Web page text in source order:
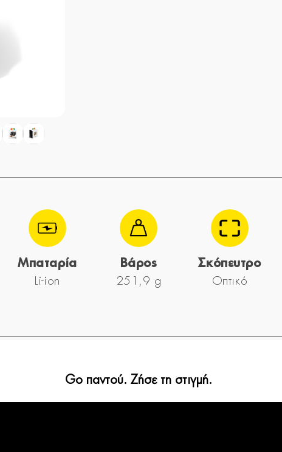
Μπαταρία
Li-ion
Βάρος
251,9 g
Σκόπευτρο
Οπτικό
Go παντού. Ζήσε τη στιγμή.